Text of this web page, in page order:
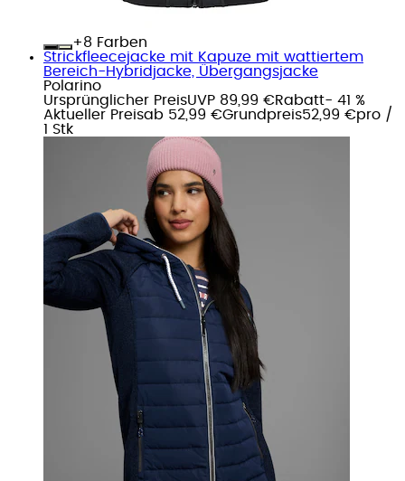
+
Farben
Strickfleecejacke mit Kapuze mit wattiertem
Bereich-Hybridjacke, Übergangsjacke
Polarino
Ursprünglicher PreisUVP 89,99 €Rabatt- 41 %
Aktueller Preisab 52,99 €Grundpreis52,99 €pro /
1 Stk